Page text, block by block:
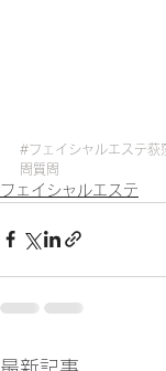
#フェイシャルエステ荻
問質問
フェイシャルエステ